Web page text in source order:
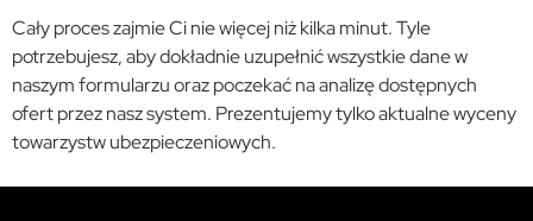
Cały proces zajmie Ci nie więcej niż kilka minut. Tyle
potrzebujesz, aby dokładnie uzupełnić wszystkie dane w
naszym formularzu oraz poczekać na analizę dostępnych
ofert przez nasz system. Prezentujemy tylko aktualne wyceny
towarzystw ubezpieczeniowych.